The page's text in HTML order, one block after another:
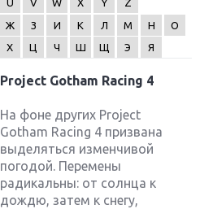
U V W X Y
Z
Ж З И К Л М Н
О
Х Ц Ч Ш Щ Э Я
Project Gotham Racing 4
На фоне других Project
Gotham Racing 4 призвана
выделяться изменчивой
погодой. Перемены
радикальны: от солнца к
дождю, затем к снегу,